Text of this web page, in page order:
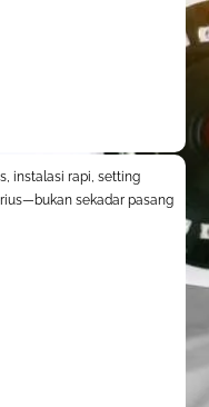
instalasi rapi, setting
sekadar pasang